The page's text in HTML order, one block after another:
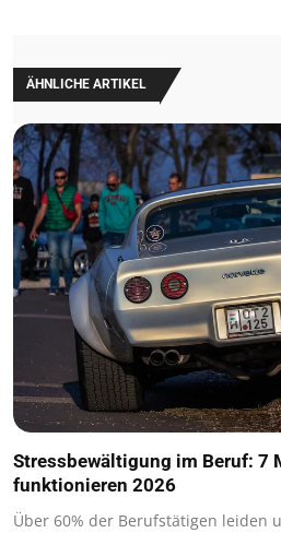
ÄHNLICHE ARTIKEL
Stressbewältigung im Beruf: 7
funktionieren 2026
Über 60% der Berufstätigen leiden